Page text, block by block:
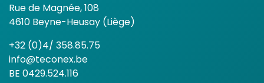
Rue de Magnée, 108
4610 Beyne-Heusay (Liège)
+32 (0)4/ 358.85.75
info@teconex.be
BE 0429.524.116